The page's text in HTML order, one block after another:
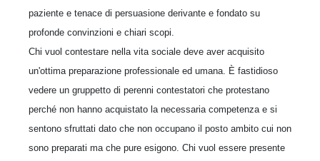
paziente e tenace di persuasione derivante e fondato su
profonde convinzioni e chiari scopi.
Chi vuol contestare nella vita sociale deve aver acquisito
un'ottima preparazione professionale ed umana. È fastidioso
vedere un gruppetto di perenni contestatori che protestano
perché non hanno acquistato la necessaria competenza e si
sentono sfruttati dato che non occupano il posto ambito cui non
sono preparati ma che pure esigono. Chi vuol essere presente